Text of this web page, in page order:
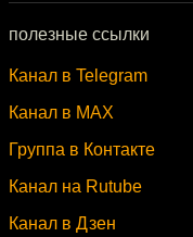
полезные ссылки
Канал в Telegram
Канал в MAX
Группа в Контакте
Канал на Rutube
Канал в Дзен